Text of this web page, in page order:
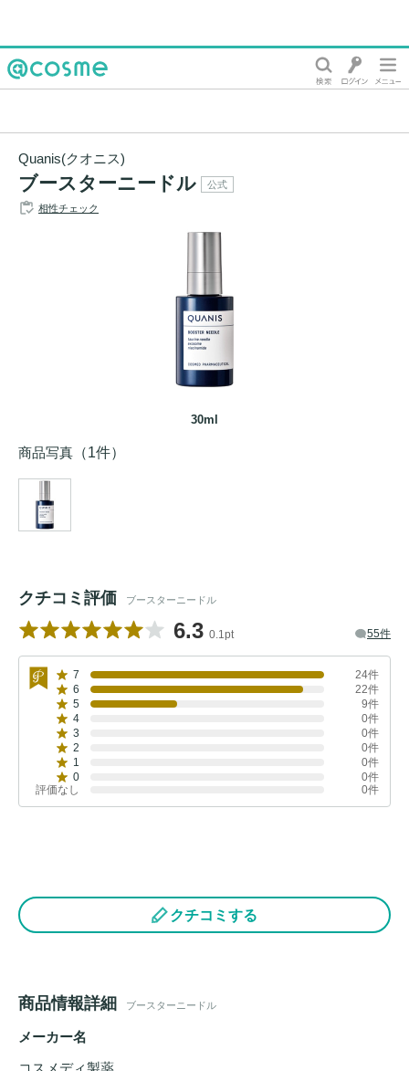
Quanis(クオニス)
ブースターニードル 公式
相性チェック
30ml
商品写真 （1件）
クチコミ評価 ブースターニードル
6.3 0.1pt 55件
7
24件
6
22件
5
9件
4
0件
3
0件
2
0件
1
0件
0
0件
評価なし
0件
クチコミする
商品情報詳細 ブースターニードル
メーカー名
コスメディ製薬